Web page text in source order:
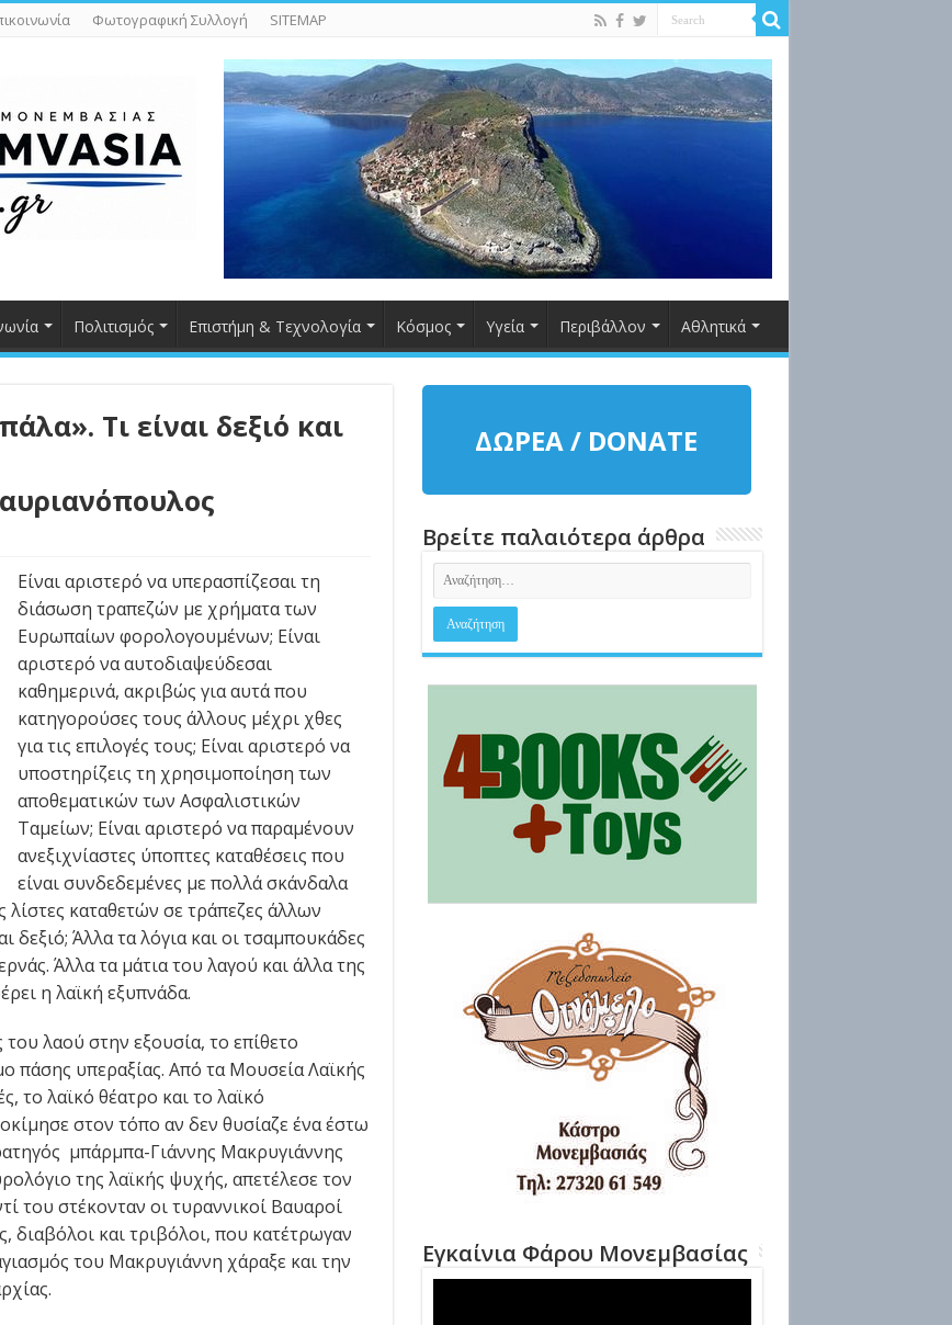
Φωτογραφική Συλλογή SITEMAP
Πολιτισμός Επιστήμη & Τεχνολογία Κόσμος Υγεία Περιβάλλον Αθλητικά
Τι είναι δεξιό και
Είναι αριστερό να υπερασπίζεσαι τη
διάσωση τραπεζών με χρήματα των
Ευρωπαίων φορολογουμένων; Είναι
αριστερό να αυτοδιαψεύδεσαι
καθημερινά, ακριβώς για αυτά που
κατηγορούσες τους άλλους μέχρι χθες
για τις επιλογές τους; Είναι αριστερό να
υποστηρίζεις τη χρησιμοποίηση των
αποθεματικών των Ασφαλιστικών
Ταμείων; Είναι αριστερό να παραμένουν
ανεξιχνίαστες ύποπτες καταθέσεις που
είναι συνδεδεμένες με πολλά σκάνδαλα
καταθετών σε τράπεζες άλλων
δεξιό; Άλλα τα λόγια και οι τσαμπουκάδες
Άλλα τα μάτια του λαγού και άλλα της
η λαϊκή εξυπνάδα.
λαού στην εξουσία, το επίθετο
πάσης υπεραξίας. Από τα Μουσεία Λαϊκής
το λαϊκό θέατρο και το λαϊκό
στον τόπο αν δεν θυσίαζε ένα έστω
μπάρμπα-Γιάννης Μακρυγιάννης
της λαϊκής ψυχής, απετέλεσε τον
του στέκονταν οι τυραννικοί Βαυαροί
διαβόλοι και τριβόλοι, που κατέτρωγαν
του Μακρυγιάννη χάραξε και την
ΔΩΡΕΑ / DONATE
Βρείτε παλαιότερα άρθρα
Εγκαίνια Φάρου Μονεμβασίας